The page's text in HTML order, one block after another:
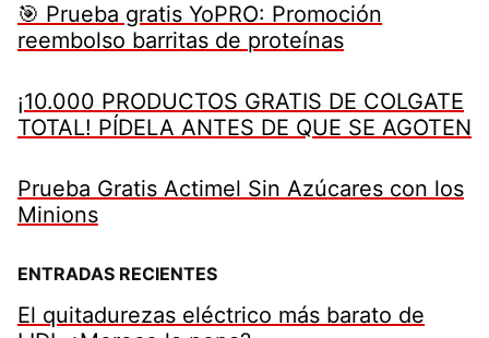
🎯 Prueba gratis YoPRO: Promoción
reembolso barritas de proteínas
¡10.000 PRODUCTOS GRATIS DE COLGATE
TOTAL! PÍDELA ANTES DE QUE SE AGOTEN
Prueba Gratis Actimel Sin Azúcares con los
Minions
ENTRADAS RECIENTES
El quitadurezas eléctrico más barato de